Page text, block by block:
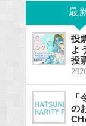
最
投
よ
投
の